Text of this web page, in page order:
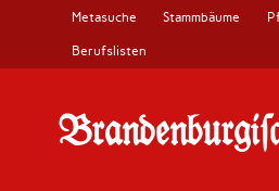
Metasuche Stammbäume
Berufslisten